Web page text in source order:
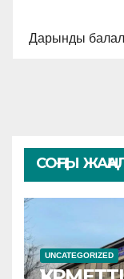
Дарынды
СОҢҒЫ
UNCATEGORIZED